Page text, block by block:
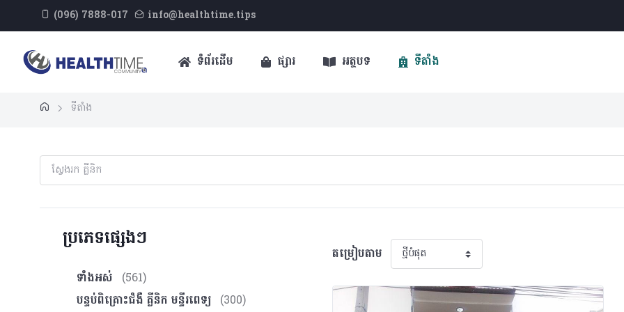
(096) 7888-017 info@healthtime.tips
ទំព័រដើម ផ្សារ អត្ថបទ ទីតាំង
ទីតាំង
ប្រភេទផ្សេងៗ
ទាំងអស់
(561)
បន្ទប់ពិគ្រោះ​ជំងឺ គ្លីនិក មន្ទីរពេទ្យ (300)
តម្រៀបតាម